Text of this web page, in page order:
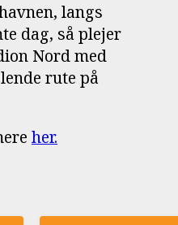
langs
dag, så plejer
Nord med
rute på
her.